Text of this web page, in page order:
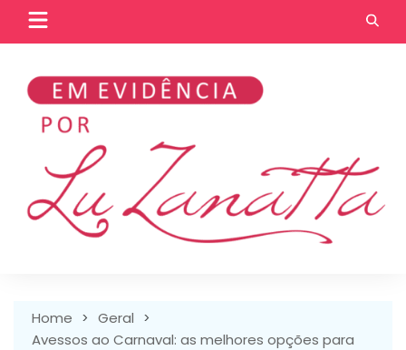
Home
Geral
Avessos ao Carnaval: as melhores opções para